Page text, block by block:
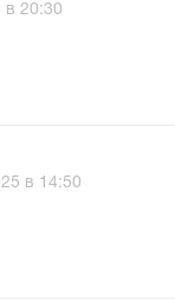
в 20:30
в 14:50